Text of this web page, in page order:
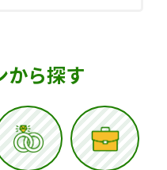
から探す